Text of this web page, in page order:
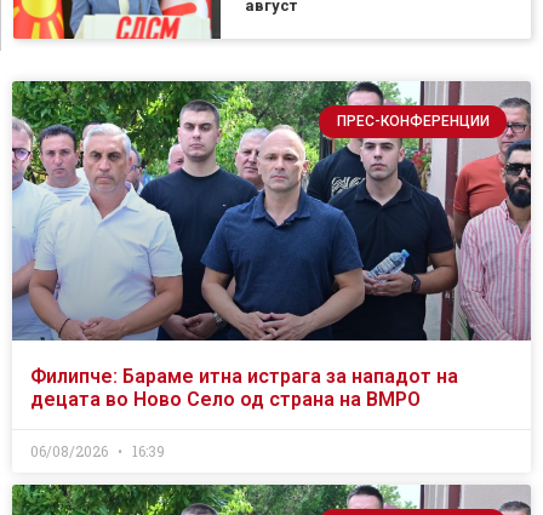
август
ПРЕС-КОНФЕРЕНЦИИ
Филипче: Бараме итна истрага за нападот на
децата во Ново Село од страна на ВМРО
06/08/2026 16:39